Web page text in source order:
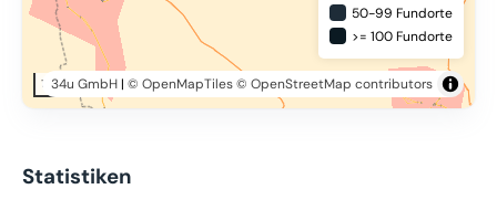
10 km
34u GmbH| © OpenMapTiles© OpenStreetMap contributors
50-99 Fundorte
>= 100 Fundorte
Statistiken